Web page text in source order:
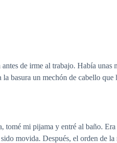
de irme al trabajo. Había unas
basura un mechón de cabello que
tomé mi pijama y entré al baño.
movida. Después, el orden de